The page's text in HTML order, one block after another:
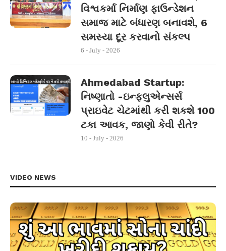
વિશ્વકર્મા નિર્માણ ફાઉન્ડેશન
સમાજ માટે બંધારણ બનાવશે, 6
સમસ્યા દૂર કરવાનો સંકલ્પ
6 - July - 2026
Ahmedabad Startup:
નિષ્ણાતો -ઇન્ફ્લુએન્સર્સ
પ્રાઇવેટ ચેટમાંથી કરી શકશે 100
ટકા આવક, જાણો કેવી રીતે?
10 - July - 2026
VIDEO NEWS